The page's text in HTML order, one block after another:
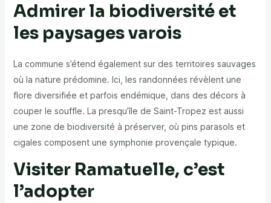
Admirer la biodiversité et
les paysages varois
La commune s’étend également sur des territoires sauvages
où la nature prédomine. Ici, les randonnées révèlent une
flore diversifiée et parfois endémique, dans des décors à
couper le souffle. La presqu’île de Saint-Tropez est aussi
une zone de biodiversité à préserver, où pins parasols et
cigales composent une symphonie provençale typique.
Visiter Ramatuelle, c’est
l’adopter